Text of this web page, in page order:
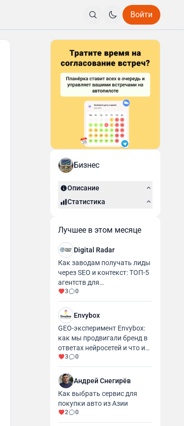
Войти
Бизнес
Описание
Статистика
Лучшее в этом месяце
Digital Radar
Как заводам получать лиды
через SEO и контекст: ТОП-5
агентств для
промышленности и
производства
3 0
Envybox
GEO-эксперимент Envybox:
как мы продвигали бренд в
ответах нейросетей и что из
этого вышло
3 0
Андрей Снегирёв
Как выбрать сервис для
покупки авто из Азии
2 0